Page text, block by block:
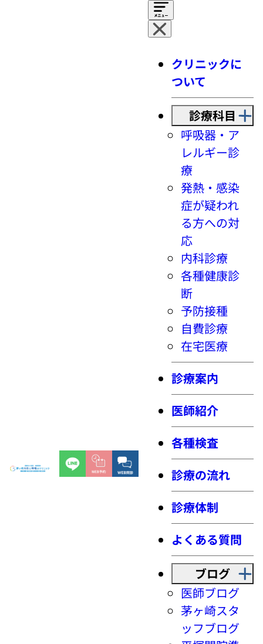
クリニックに
ついて
診療科目
呼吸器・ア
レルギー診
療
発熱・感染
症が疑われ
る方への対
応
内科診療
各種健康診
断
予防接種
自費診療
在宅医療
診療案内
医師紹介
各種検査
診療の流れ
診療体制
よくある質問
ブログ
医師ブログ
茅ヶ崎スタ
ッフブログ